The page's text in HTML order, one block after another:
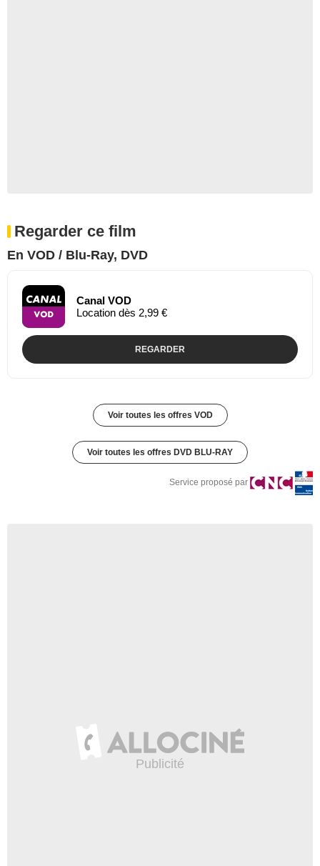
Regarder ce film
En VOD / Blu-Ray, DVD
Canal VOD
Location dès 2,99 €
REGARDER
Voir toutes les offres VOD
Voir toutes les offres DVD BLU-RAY
Service proposé par